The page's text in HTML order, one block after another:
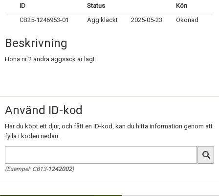
ID Status
Kön
CB25-1246953-01
Ägg kläckt 2025-05-23 Okönad
Beskrivning
Hona nr 2 andra äggsäck är lagt
Använd ID-kod
Har du köpt ett djur, och fått en ID-kod, kan du hitta information genom att
fylla i koden nedan.
(Exempel: CB13-1242002)